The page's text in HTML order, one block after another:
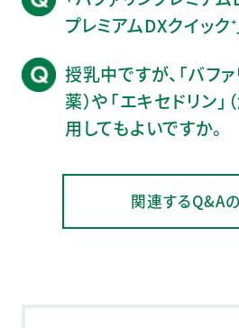
プレミアムDXクイック
授乳中ですが、「バフ
薬）や「エキセドリン
用してもよいですか。
関連するQ&A